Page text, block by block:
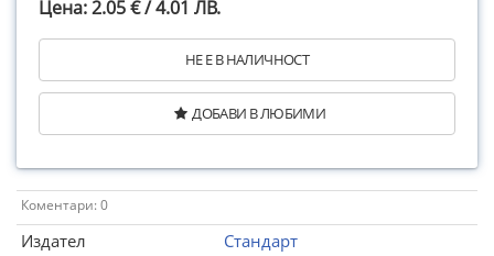
Цена: 2.05 € / 4.01 ЛВ.
НЕ Е В НАЛИЧНОСТ
ДОБАВИ В ЛЮБИМИ
Коментари: 0
Издател
Стандарт